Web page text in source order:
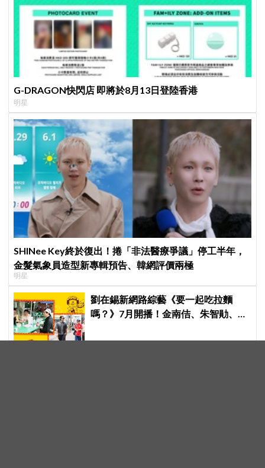
G-DRAGON快閃店 即將於8月13日登陸香港
明星
SHINee Key終於復出！捲「非法醫療爭議」停工半年，
金髮氣象員造型新專輯預告、韓網評價兩極
明星
劉在錫新網路綜藝《要一起吃拉麵
嗎？》7月開播！金南佶、朱智勛、尹